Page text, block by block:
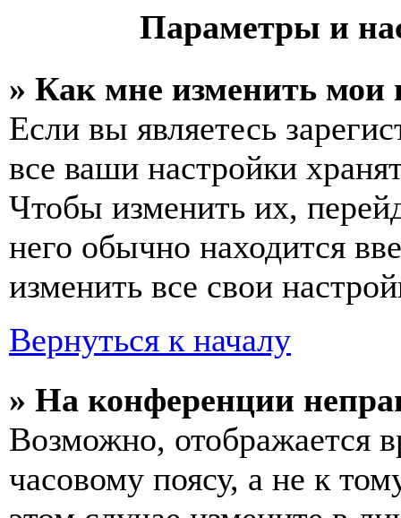
Параметры и
» Как мне изменить мои
Если вы являетесь
все ваши настройки
Чтобы изменить их,
него обычно находится
изменить все свои
Вернуться к началу
» На конференции
Возможно, отображается
часовому поясу, а не к